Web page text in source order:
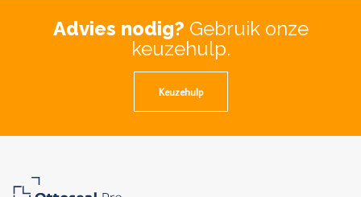
Advies nodig? Gebruik onze
keuzehulp.
Keuzehulp